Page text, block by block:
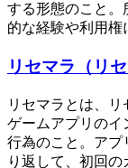
する形態のこと。
的な経験や利用
リセマラ（リ
リセマラとは、
ゲームアプリのイ
行為のこと。アプ
り返して、初回